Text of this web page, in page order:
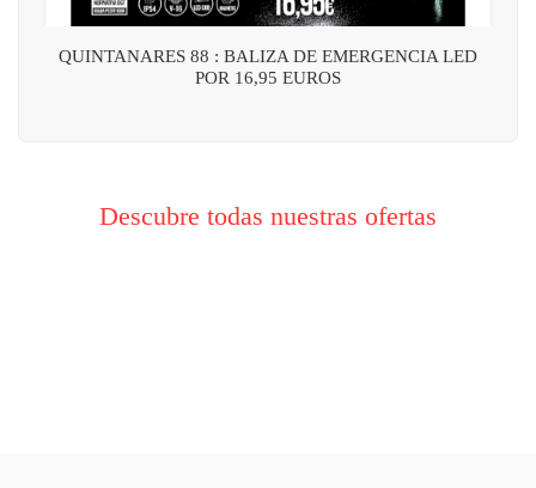
QUINTANARES 88 : BALIZA DE EMERGENCIA LED
POR 16,95 EUROS
Descubre todas nuestras ofertas